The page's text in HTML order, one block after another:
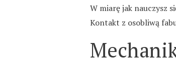
W miarę jak nauczysz
Kontakt z osobliwą